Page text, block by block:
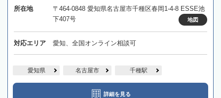
所在地
〒464-0848 愛知県名古屋市千種区春岡1-4-8 ESSE池
下407号
地図
対応エリア 愛知、全国オンライン相談可
愛知県 名古屋市 千種駅
詳細を見る